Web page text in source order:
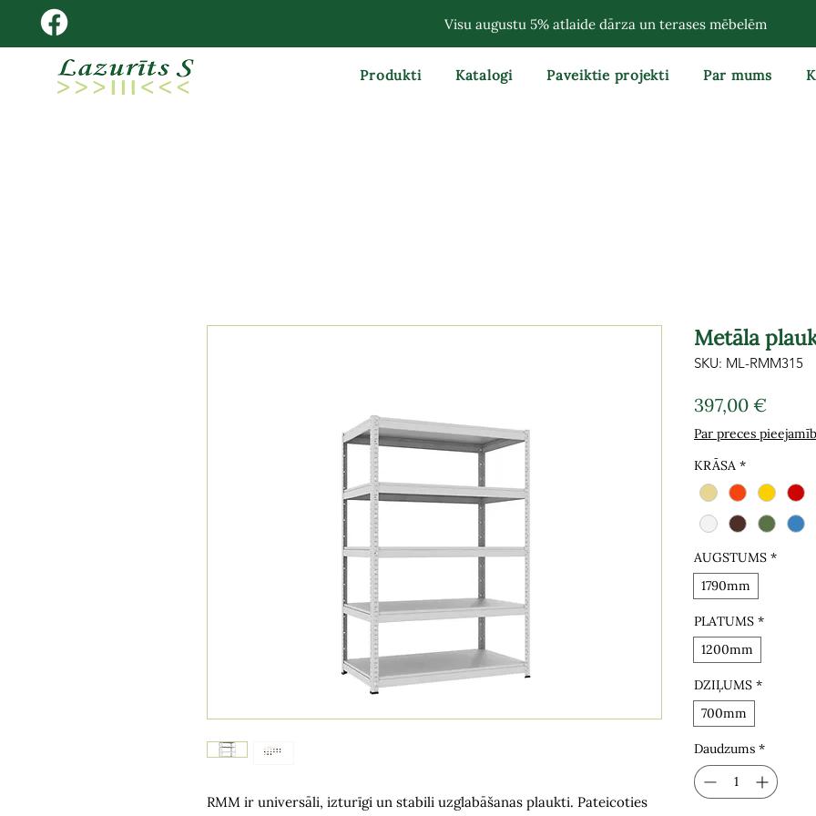
Visu augustu 5% atlaide dārza un terases mēbelēm
Produkti Katalogi Paveiktie projekti Par mums
RMM ir universāli, izturīgi un stabili uzglabāšanas plaukti. Pateicoties
Metāla
SKU: ML-RMM315
397,00 €Cena
Par preces
KRĀSA *
AUGSTUMS *
1790mm
PLATUMS *
1200mm
DZIĻUMS *
700mm
Daudzums *